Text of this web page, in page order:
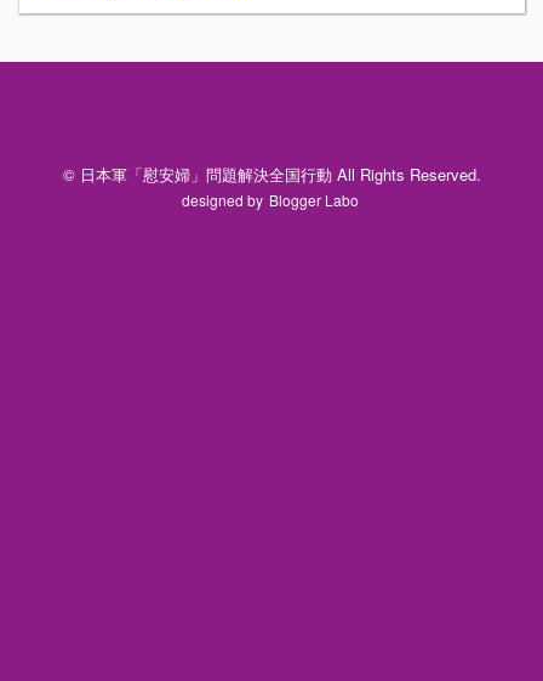
© 日本軍「慰安婦」問題解決全国行動 All Rights Reserved.
designed by Blogger Labo